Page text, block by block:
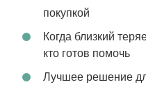
покупкой
Когда близкий
кто готов помочь
Лучшее решение